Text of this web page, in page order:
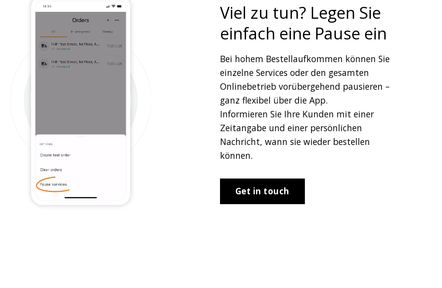
Viel zu tun? Legen Sie
einfach eine Pause ein
Bei hohem Bestellaufkommen können Sie
einzelne Services oder den gesamten
Onlinebetrieb vorübergehend pausieren –
ganz flexibel über die App.
Informieren Sie Ihre Kunden mit einer
Zeitangabe und einer persönlichen
Nachricht, wann sie wieder bestellen
können.
Get in touch